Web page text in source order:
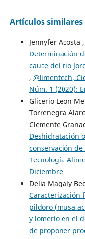
Artículos similares
Jennyfer Acosta
Determinación
cauce del rio
, @limentech,
Núm. 1 (2020):
Glicerio Leon
Torrenegra
Clemente
Deshidratación
conservación de
Tecnología
Diciembre
Delia Magaly
Caracterización
pildoro (musa
y lomerío en el
de proponer